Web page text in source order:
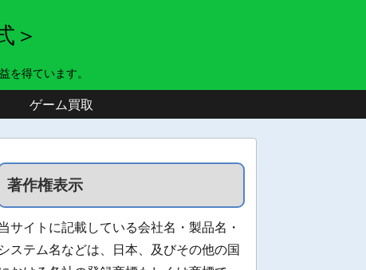
＞
を得ています。
ゲーム買取
著作権表示
サイトに記載している会社名・製品名・
システム名などは、日本、及びその他の国